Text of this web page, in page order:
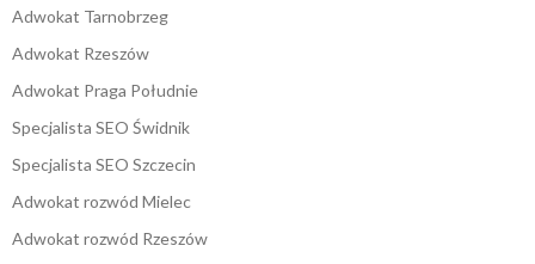
Adwokat Tarnobrzeg
Adwokat Rzeszów
Adwokat Praga Południe
Specjalista SEO Świdnik
Specjalista SEO Szczecin
Adwokat rozwód Mielec
Adwokat rozwód Rzeszów